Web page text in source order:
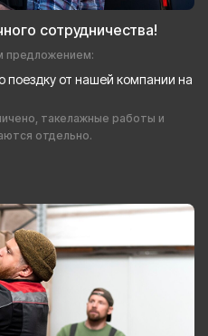
сотрудничества!
предложением:
поездку от нашей компании на
такелажные работы и
отдельно.